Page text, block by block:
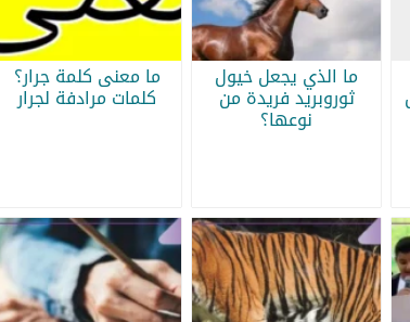
ما الذي يجعل خيول
ثوروبريد فريدة من
نوعها؟
ما معنى كلمة جرار؟
كلمات مرادفة لجرار